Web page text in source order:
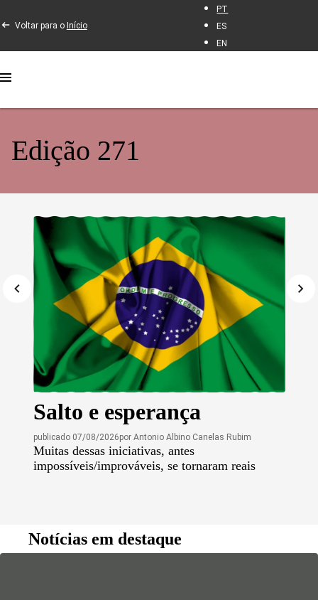
Voltar para o Início
PT
ES
EN
Edição 271
Salto e esperança
por Antonio Albino Canelas Rubim
publicado 07/08/2026
Muitas dessas iniciativas, antes
impossíveis/improváveis, se tornaram reais
Notícias em destaque